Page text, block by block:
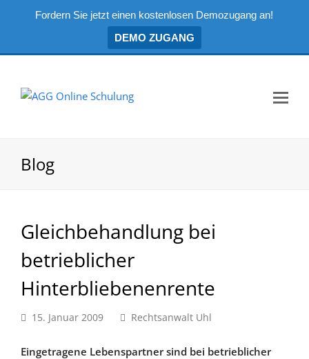
Fordern Sie jetzt einen kostenlosen Demozugang an!
DEMO ZUGANG
Blog
Gleichbehandlung bei
betrieblicher
Hinterbliebenenrente
15. Januar 2009 Rechtsanwalt Uhl
Eingetragene Lebenspartner sind bei betrieblicher